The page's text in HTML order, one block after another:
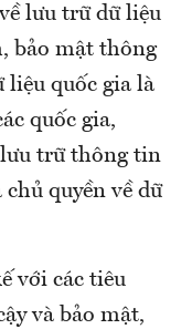
lưu trữ dữ liệu
bảo mật thông
liệu quốc gia là
quốc gia,
lưu trữ thông tin
quyền về dữ
với các tiêu
và bảo mật,